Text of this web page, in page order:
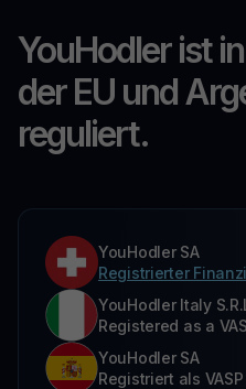
YouHodler ist
der EU und
reguliert.
YouHodler SA
Registrierter
YouHodler Italy
Registered as a
YouHodler SA
Registriert als